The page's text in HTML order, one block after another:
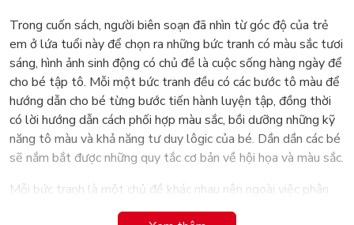
Trong cuốn sách, người biên soạn đã nhìn từ góc độ của trẻ
em ở lứa tuổi này để chọn ra những bức tranh có màu sắc tươi
sáng, hình ảnh sinh động có chủ đề là cuộc sống hàng ngày để
cho bé tập tô. Mỗi một bức tranh đều có các bước tô màu để
hướng dẫn cho bé từng bước tiến hành luyện tập, đồng thời
có lời hướng dẫn cách phối hợp màu sắc, bồi dưỡng những kỹ
năng tô màu và khả năng tư duy lôgic của bé. Dần dần các bé
sẽ nắm bắt được những quy tắc cơ bản về hội họa và màu sắc.
Mỗi bức tranh là một chủ đề khác nhau nên ngoài việc phân
biệt màu sắc bé sẽ nhận biết được đời sống xung quanh như: